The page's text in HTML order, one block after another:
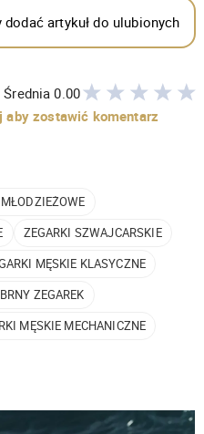
artykuł do ulubionych
Średnia0.00
zostawić komentarz
ZEGARKI SZWAJCARSKIE
MĘSKIE KLASYCZNE
ZEGAREK
MĘSKIE MECHANICZNE